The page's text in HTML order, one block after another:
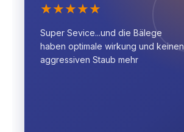
★★★★★
Super Sevice...und die Bälege
haben optimale wirkung und keinen
aggressiven Staub mehr